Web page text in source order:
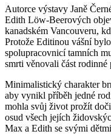
Autorce výstavy Janě
Edith Löw-Beerových
kanadském Vancouveru,
Protože Editinou vášní
spolupracovnicí tamních
smrti věnovali část rodinné
Minimalistický charakter
aby vynikl příběh jedné
mohla svůj život prožít
osud všech jejích
Max a Edith se svými